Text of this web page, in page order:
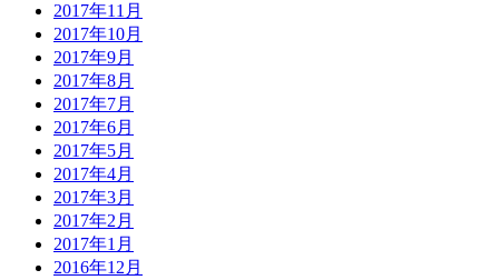
2017年11月
2017年10月
2017年9月
2017年8月
2017年7月
2017年6月
2017年5月
2017年4月
2017年3月
2017年2月
2017年1月
2016年12月